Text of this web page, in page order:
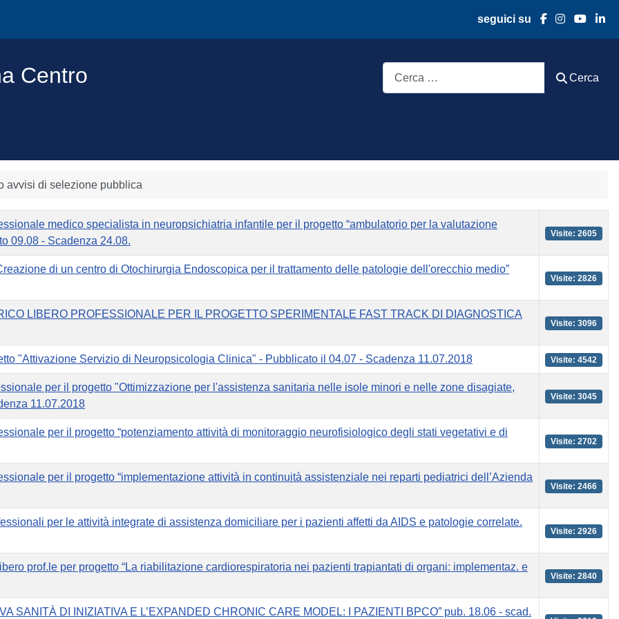
seguici su
Centro Cerca
avvisi di selezione pubblica
medico specialista in neuropsichiatria infantile per il progetto “ambulatorio per la valutazione
09.08 - Scadenza 24.08.
Visite: 2605
di un centro di Otochirurgia Endoscopica per il trattamento delle patologie dell'orecchio medio”
Visite: 2826
LIBERO PROFESSIONALE PER IL PROGETTO SPERIMENTALE FAST TRACK DI DIAGNOSTICA
Visite: 3096
"Attivazione Servizio di Neuropsicologia Clinica" - Pubblicato il 04.07 - Scadenza 11.07.2018 Visite: 4542
per il progetto "Ottimizzazione per l'assistenza sanitaria nelle isole minori e nelle zone disagiate,
11.07.2018
Visite: 3045
per il progetto “potenziamento attività di monitoraggio neurofisiologico degli stati vegetativi e di
Visite: 2702
per il progetto “implementazione attività in continuità assistenziale nei reparti pediatrici dell’Azienda
Visite: 2466
per le attività integrate di assistenza domiciliare per i pazienti affetti da AIDS e patologie correlate.
Visite: 2926
prof.le per progetto “La riabilitazione cardiorespiratoria nei pazienti trapiantati di organi: implementaz. e
Visite: 2840
SANITÀ DI INIZIATIVA E L’EXPANDED CHRONIC CARE MODEL: I PAZIENTI BPCO” pub. 18.06 - scad.